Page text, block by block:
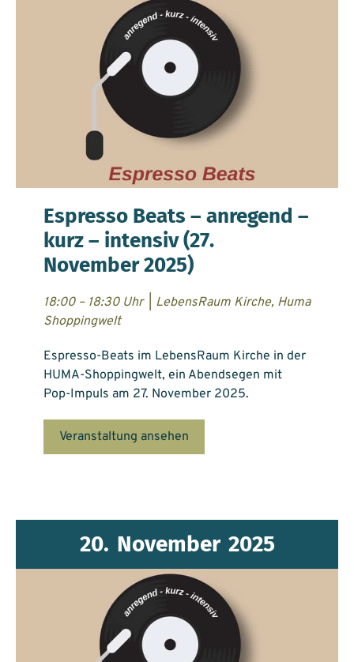
Espresso Beats – anregend –
kurz – intensiv (27.
November 2025)
18:00 – 18:30 Uhr
LebensRaum Kirche, Huma
Shoppingwelt
Espresso-Beats im LebensRaum Kirche in der
HUMA-Shoppingwelt, ein Abendsegen mit
Pop-Impuls am 27. November 2025.
Veranstaltung ansehen
20. November 2025